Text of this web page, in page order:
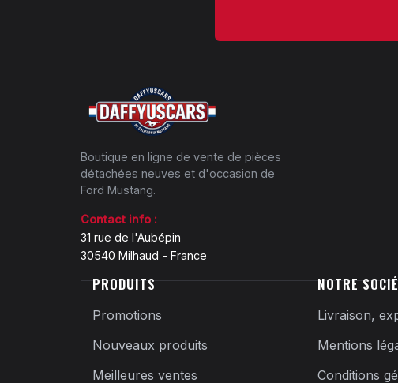
Boutique en ligne de vente de pièces
détachées neuves et d'occasion de
Ford Mustang.
Contact info :
31 rue de l'Aubépin
30540 Milhaud - France
PRODUITS
Promotions
Nouveaux produits
Meilleures ventes
NOTRE
Livraison,
Mentions
Conditions